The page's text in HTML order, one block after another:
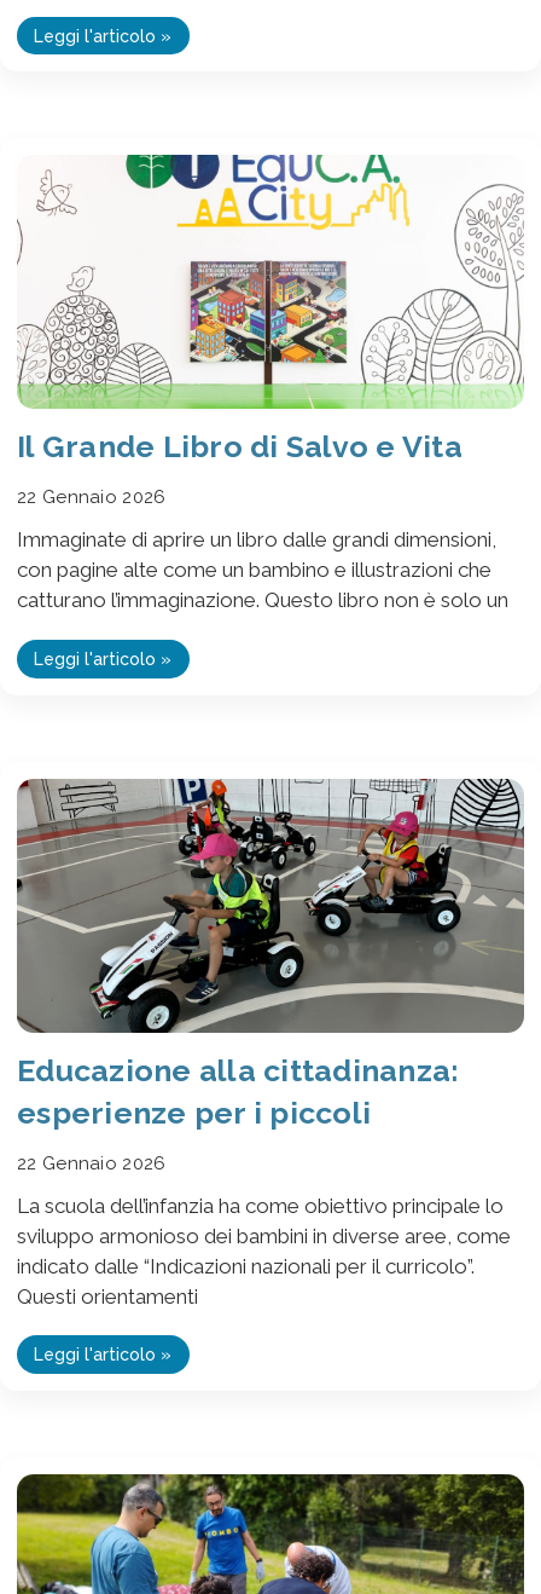
Leggi l'articolo »
Il Grande Libro di Salvo e Vita
22 Gennaio 2026
Immaginate di aprire un libro dalle grandi dimensioni,
con pagine alte come un bambino e illustrazioni che
catturano l’immaginazione. Questo libro non è solo un
Leggi l'articolo »
Educazione alla cittadinanza:
esperienze per i piccoli
22 Gennaio 2026
La scuola dell’infanzia ha come obiettivo principale lo
sviluppo armonioso dei bambini in diverse aree, come
indicato dalle “Indicazioni nazionali per il curricolo”.
Questi orientamenti
Leggi l'articolo »